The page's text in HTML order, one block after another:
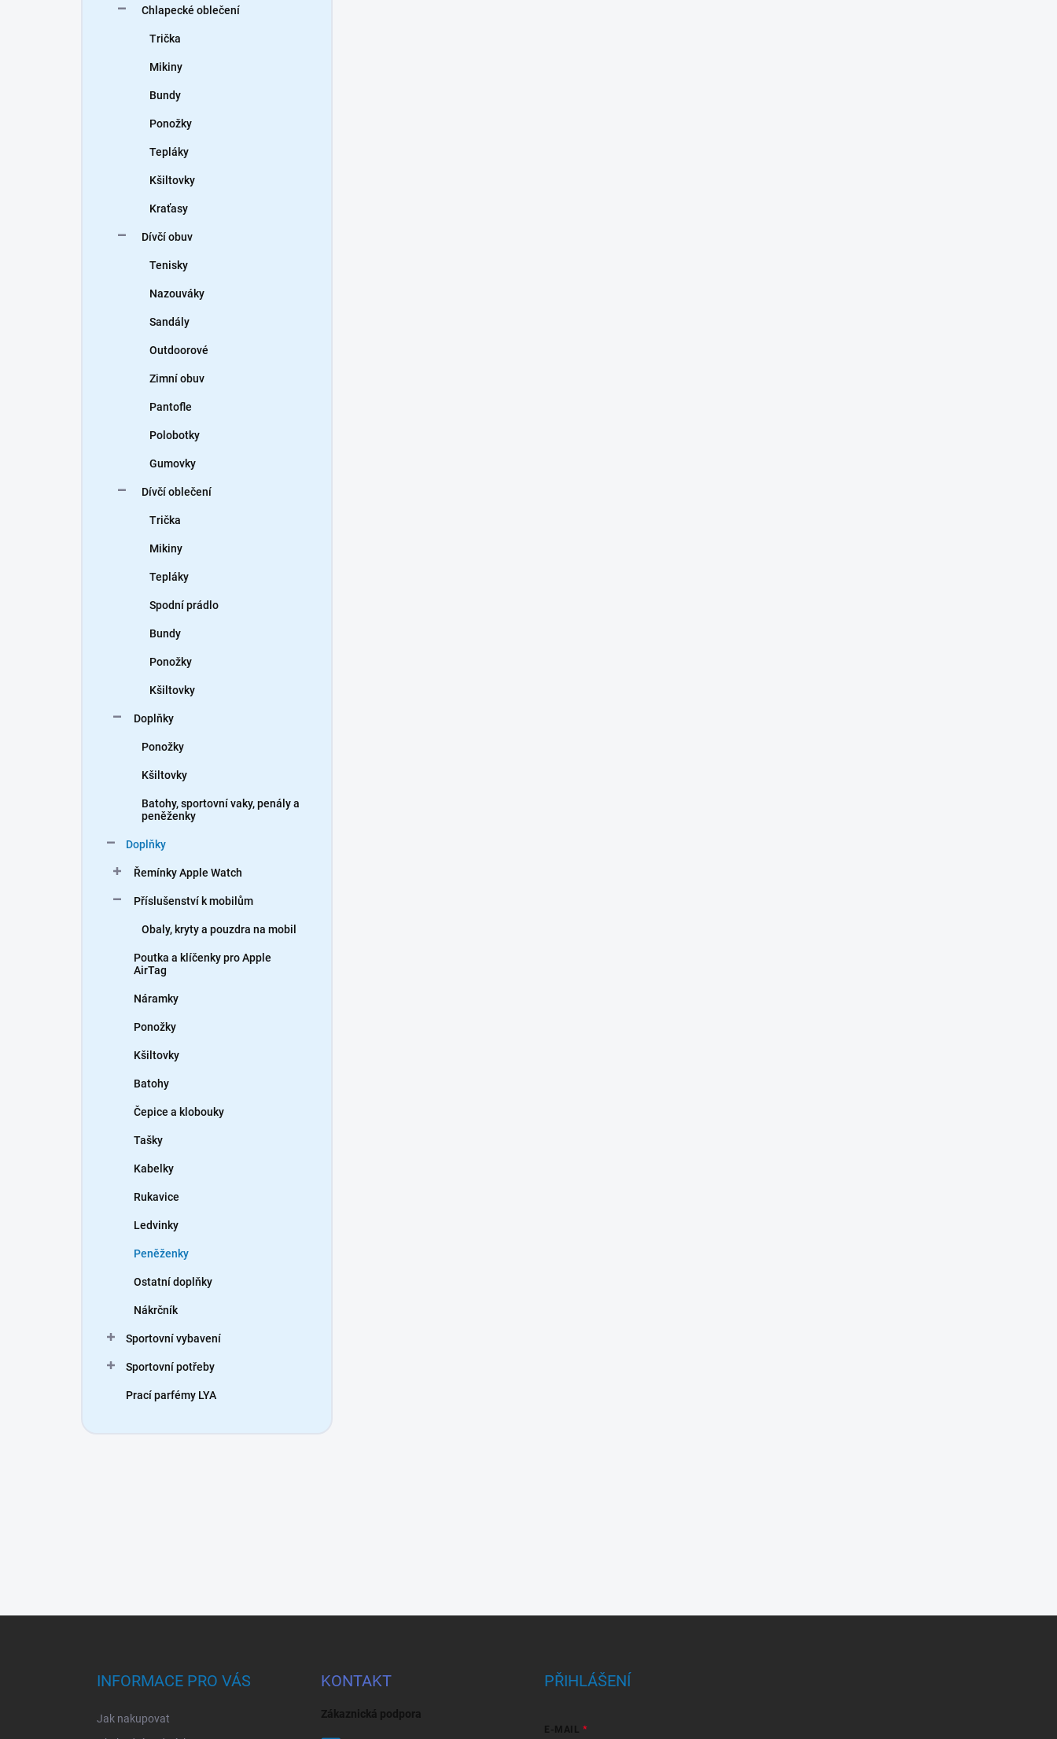
Chlapecké oblečení
Trička
Mikiny
Bundy
Ponožky
Tepláky
Kšiltovky
Kraťasy
Dívčí obuv
Tenisky
Nazouváky
Sandály
Outdoorové
Zimní obuv
Pantofle
Polobotky
Gumovky
Dívčí oblečení
Trička
Mikiny
Tepláky
Spodní prádlo
Bundy
Ponožky
Kšiltovky
Doplňky
Ponožky
Kšiltovky
Batohy, sportovní vaky, penály a
peněženky
Doplňky
Řemínky Apple Watch
Příslušenství k mobilům
Obaly, kryty a pouzdra na mobil
Poutka a klíčenky pro Apple
AirTag
Náramky
Ponožky
Kšiltovky
Batohy
Čepice a klobouky
Tašky
Kabelky
Rukavice
Ledvinky
Peněženky
Ostatní doplňky
Nákrčník
Sportovní vybavení
Sportovní potřeby
Prací parfémy LYA
INFORMACE PRO VÁS
Jak nakupovat
KONTAKT
Zákaznická podpora
PŘIHLÁŠENÍ
E-MAIL